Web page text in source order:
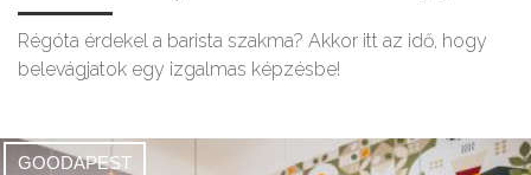
Régóta érdekel a barista szakma? Akkor itt az idő, hogy
belevágjatok egy izgalmas képzésbe!
GOODAPEST